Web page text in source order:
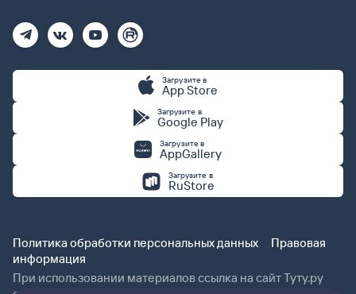
Загрузите в
App Store
Загрузите в
Google Play
Загрузите в
AppGallery
Загрузите в
RuStore
Политика обработки персональных данных
Правовая
информация
При использовании материалов ссылка на сайт Туту.ру